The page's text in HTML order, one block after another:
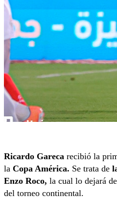
Ricardo Gareca recibió la
la Copa América. Se trata de
Enzo Roco, la cual lo dejará
del torneo continental.